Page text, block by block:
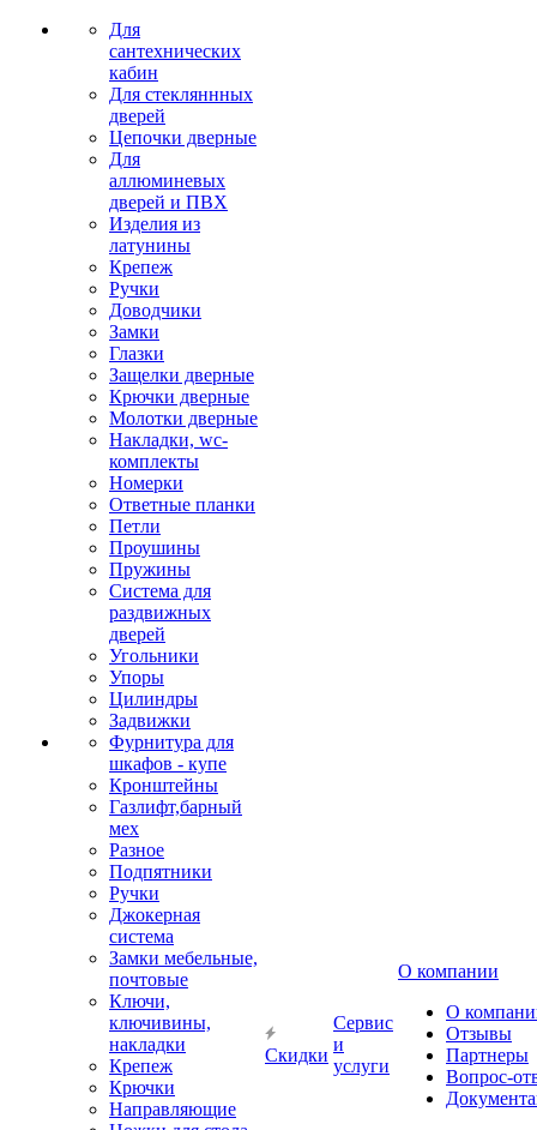
Для
сантехнических
кабин
Для стекляннных
дверей
Цепочки дверные
Для
аллюминевых
дверей и ПВХ
Изделия из
латунины
Крепеж
Ручки
Доводчики
Замки
Глазки
Защелки дверные
Крючки дверные
Молотки дверные
Накладки, wc-
комплекты
Номерки
Ответные планки
Петли
Проушины
Пружины
Система для
раздвижных
дверей
Угольники
Упоры
Цилиндры
Задвижки
Фурнитура для
шкафов - купе
Кронштейны
Газлифт,барный
мех
Разное
Подпятники
Ручки
Джокерная
система
Замки мебельные,
почтовые
Ключи,
ключивины,
накладки
Крепеж
Крючки
Направляющие
Скидки
Сервис
и
услуги
О компании
О
Отзывы
Партнеры
Вопрос-